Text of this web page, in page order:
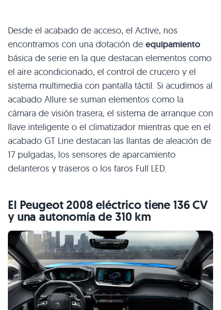
Desde el acabado de acceso, el Active, nos
encontramos con una dotación de equipamiento
básica de serie en la que destacan elementos como
el aire acondicionado, el control de crucero y el
sistema multimedia con pantalla táctil. Si acudimos al
acabado Allure se suman elementos como la
cámara de visión trasera, el sistema de arranque con
llave inteligente o el climatizador mientras que en el
acabado GT Line destacan las llantas de aleación de
17 pulgadas, los sensores de aparcamiento
delanteros y traseros o los faros Full LED.
El Peugeot 2008 eléctrico tiene 136 CV
y una autonomía de 310 km